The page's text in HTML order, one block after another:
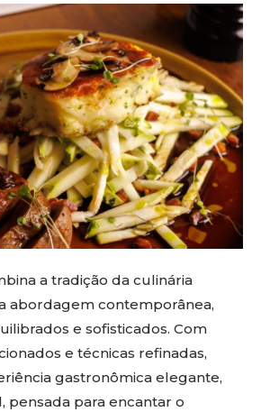
a tradição da culinária
abordagem contemporânea,
e sofisticados. Com
e técnicas refinadas,
gastronômica elegante,
pensada para encantar o